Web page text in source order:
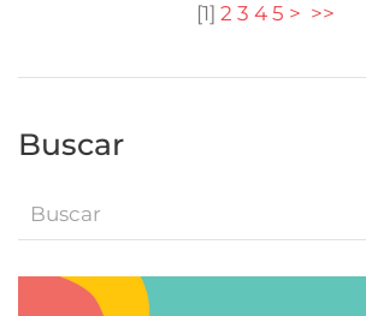
[1] 2 3 4 5 > >>
Buscar